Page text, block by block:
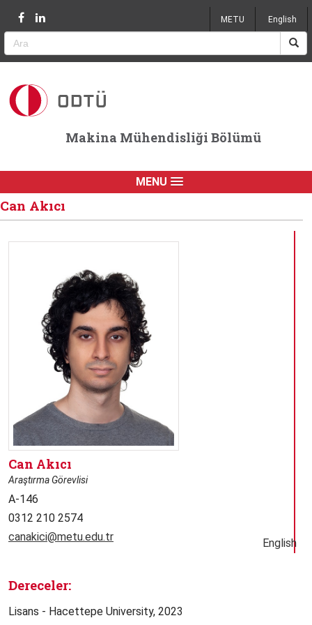
METU English
Makina Mühendisliği Bölümü
MENU
Can Akıcı
Can Akıcı
Araştırma Görevlisi
A-146
0312 210 2574
canakici@metu.edu.tr
English
Dereceler:
Lisans - Hacettepe University, 2023